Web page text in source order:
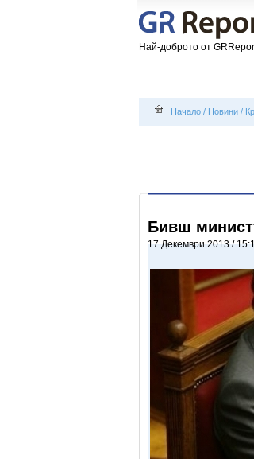
Най-доброто от
Начало / Новини /
Бивш
17 Декември 2013 /